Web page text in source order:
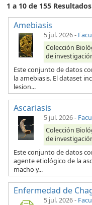
1 a 10 de 155 Resultados
Amebiasis
5 jul. 2026-
Colección
de
Este conjunto de datos
la amebiasis. El dataset
lesion...
Ascariasis
5 jul. 2026-
Colección
de
Este conjunto de datos
agente etiológico de la
macho y...
Enfermedad de
5 jul. 2026-